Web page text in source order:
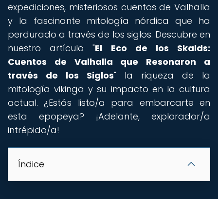
expediciones, misteriosos cuentos de Valhalla
y la fascinante mitología nórdica que ha
perdurado a través de los siglos. Descubre en
nuestro artículo "El Eco de los Skalds:
Cuentos de Valhalla que Resonaron a
través de los Siglos" la riqueza de la
mitología vikinga y su impacto en la cultura
actual. ¿Estás listo/a para embarcarte en
esta epopeya? ¡Adelante, explorador/a
intrépido/a!
Índice